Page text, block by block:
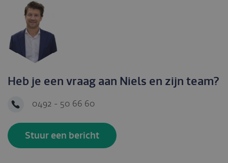
Heb je een vraag aan Niels en zijn team?
0492 - 50 66 60
Stuur een bericht